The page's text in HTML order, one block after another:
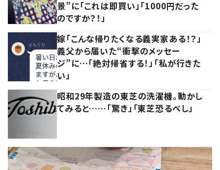
景”に「これは即買い」「1000円だった
のですか？！」
嫁「こんな帰りたくなる義実家ある！？」
義父から届いた“衝撃のメッセー
ジ”に…「絶対帰省する！」「私が行きた
い」
昭和29年製造の東芝の洗濯機。動かし
てみると……「驚き」「東芝恐るべし」